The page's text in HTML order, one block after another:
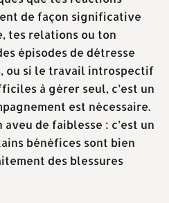
de façon significative
tes relations ou ton
épisodes de détresse
ou si le travail introspectif
à gérer seul, c’est un
est nécessaire.
aveu de faiblesse : c’est un
bénéfices sont bien
des blessures